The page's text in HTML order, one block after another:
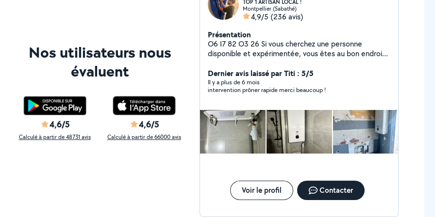
Nos utilisateurs nous
évaluent
4,6/5
Calculé à partir de 48731 avis
4,6/5
Calculé à partir de 66000 avis
TOP 1 ARTISAN LOCAL !
Montpellier (Sabathé)
4,9/5 (236 avis)
Présentation
O6 I7 82 O3 26 Si vous cherchez une personne
disponible et expérimentée, vous êtes au bon endroit !
domaine des énergies renouvelables, et je suis sur le
terrain en tant que plombier, chauffagiste et
climaticien depuis 10 ans. +30.000 personnes me
faire appel à mes services ! O6 I7 82 O3 26
Dernier avis laissé par Titi : 5/5
Il y a plus de 6 mois
intervention prôner rapide merci beaucoup !
Voir le profil Contacter